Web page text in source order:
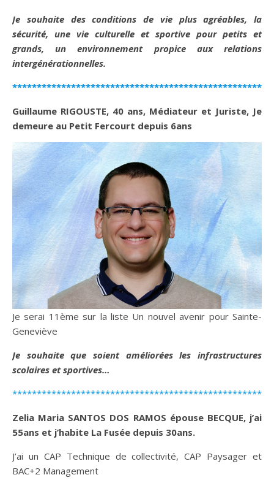
Je souhaite des conditions de vie plus agréables, la
sécurité, une vie culturelle et sportive pour petits et
grands, un environnement propice aux relations
intergénérationnelles.
Guillaume RIGOUSTE, 40 ans, Médiateur et Juriste, Je
demeure au Petit Fercourt depuis 6ans
Je serai 11ème sur la liste Un nouvel avenir pour Sainte-
Geneviève
Je souhaite que soient améliorées les infrastructures
scolaires et sportives…
Zelia Maria SANTOS DOS RAMOS épouse BECQUE, j’ai
55ans et j’habite La Fusée depuis 30ans.
J’ai un CAP Technique de collectivité, CAP Paysager et
BAC+2 Management